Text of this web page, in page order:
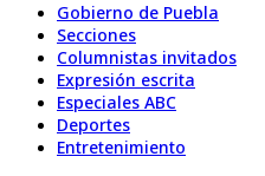
Gobierno de Puebla
Secciones
Columnistas invitados
Expresión escrita
Especiales ABC
Deportes
Entretenimiento